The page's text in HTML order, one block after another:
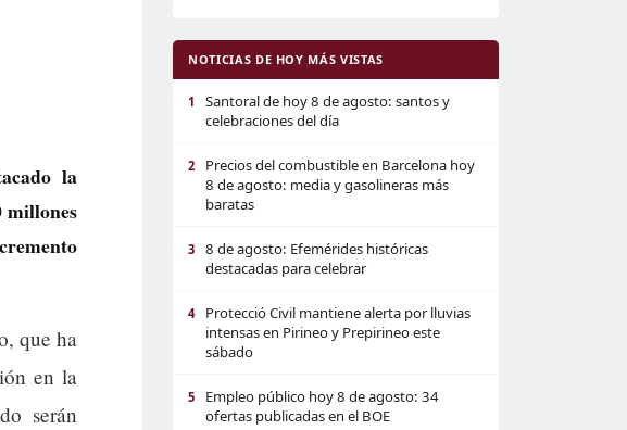
la
millones
que ha
en la
serán
NOTICIAS DE HOY MÁS VISTAS
1
Santoral de hoy 8 de agosto: santos y
celebraciones del día
2
Precios del combustible en Barcelona hoy
8 de agosto: media y gasolineras más
baratas
3
8 de agosto: Efemérides históricas
destacadas para celebrar
4
Protecció Civil mantiene alerta por lluvias
intensas en Pirineo y Prepirineo este
sábado
5
Empleo público hoy 8 de agosto: 34
ofertas publicadas en el BOE